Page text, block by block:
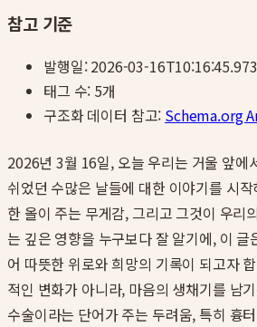
참고 기준
발행일:2026-03-
태그 수: 5개
구조화 데이터 참고: Schema.org
2026년 3월 16일, 오늘 우리는 거울 앞에
쉬었던 수많은 날들에 대한 이야기를 시
한 올이 주는 무게감, 그리고 그것이 우리
는 깊은 영향을 누구보다 잘 알기에, 이 글
어 따뜻한 위로와 희망의 기록이 되고자
적인 변화가 아니라, 마음의 생채기를 남
수술이라는 단어가 주는 두려움, 특히 흉